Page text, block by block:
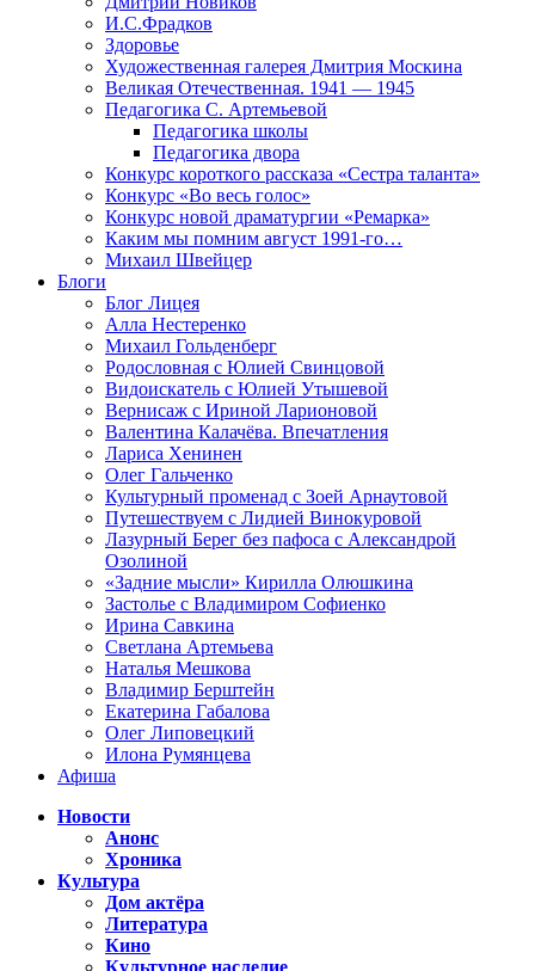
И.С.Фрадков
Здоровье
Художественная галерея Дмитрия Москина
Великая Отечественная. 1941 — 1945
Педагогика С. Артемьевой
Педагогика школы
Педагогика двора
Конкурс короткого рассказа «Сестра таланта»
Конкурс «Во весь голос»
Конкурс новой драматургии «Ремарка»
Каким мы помним август 1991-го…
Михаил Швейцер
Блоги
Блог Лицея
Алла Нестеренко
Михаил Гольденберг
Родословная с Юлией Свинцовой
Видоискатель с Юлией Утышевой
Вернисаж с Ириной Ларионовой
Валентина Калачёва. Впечатления
Лариса Хенинен
Олег Гальченко
Культурный променад с Зоей Арнаутовой
Путешествуем с Лидией Винокуровой
Лазурный Берег без пафоса с Александрой
Озолиной
«Задние мысли» Кирилла Олюшкина
Застолье с Владимиром Софиенко
Ирина Савкина
Светлана Артемьева
Наталья Мешкова
Владимир Берштейн
Екатерина Габалова
Олег Липовецкий
Илона Румянцева
Афиша
Новости
Анонс
Хроника
Культура
Дом актёра
Литература
Кино